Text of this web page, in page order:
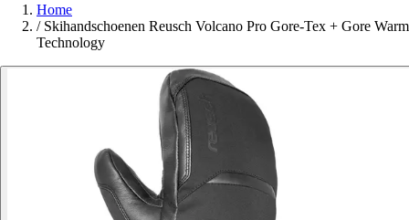
Home
/ Skihandschoenen Reusch Volcano Pro Gore-Tex + Gore Warm
Technology